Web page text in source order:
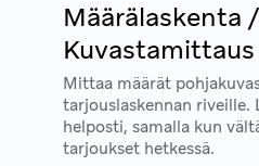
Määrälaskenta /
Kuvastamittaus
Mittaa määrät
tarjouslaskennan riveille.
helposti, samalla kun
tarjoukset hetkessä.